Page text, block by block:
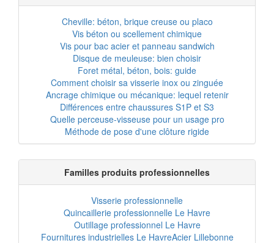
Cheville: béton, brique creuse ou placo
Vis béton ou scellement chimique
Vis pour bac acier et panneau sandwich
Disque de meuleuse: bien choisir
Foret métal, béton, bois: guide
Comment choisir sa visserie inox ou zinguée
Ancrage chimique ou mécanique: lequel retenir
Différences entre chaussures S1P et S3
Quelle perceuse-visseuse pour un usage pro
Méthode de pose d'une clôture rigide
Familles produits professionnelles
Visserie professionnelle
Quincaillerie professionnelle Le Havre
Outillage professionnel Le Havre
Fournitures industrielles Le HavreAcier Lillebonne